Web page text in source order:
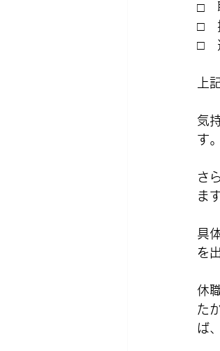
□　
□　
□　
上
気
す。
さ
ま
具
を
休
た
ば